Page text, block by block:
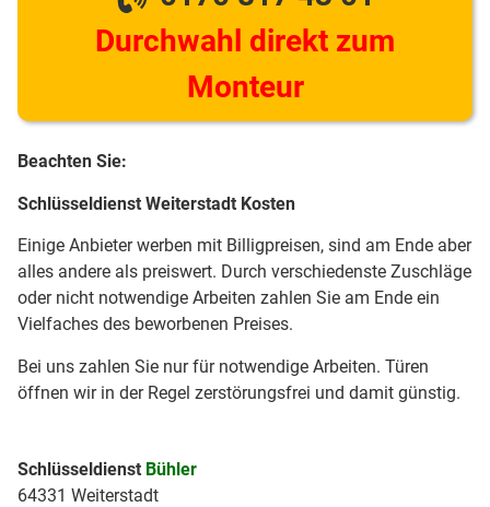
Durchwahl direkt zum
Monteur
Beachten Sie:
Schlüsseldienst Weiterstadt Kosten
Einige Anbieter werben mit Billigpreisen, sind am Ende aber
alles andere als preiswert. Durch verschiedenste Zuschläge
oder nicht notwendige Arbeiten zahlen Sie am Ende ein
Vielfaches des beworbenen Preises.
Bei uns zahlen Sie nur für notwendige Arbeiten. Türen
öffnen wir in der Regel zerstörungsfrei und damit günstig.
Schlüsseldienst Bühler
64331 Weiterstadt